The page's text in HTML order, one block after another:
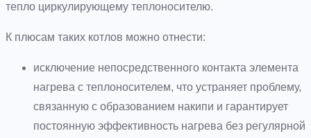
тепло циркулирующему теплоносителю.
К плюсам таких котлов можно отнести:
исключение непосредственного контакта элемента
нагрева с теплоносителем, что устраняет проблему,
связанную с образованием накипи и гарантирует
постоянную эффективность нагрева без регулярной